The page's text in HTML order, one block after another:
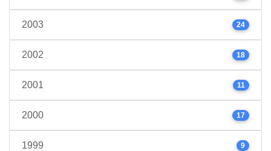
2003 24
2002 18
2001 11
2000 17
1999 9